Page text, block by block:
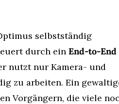
selbstständig
durch ein End-to-End
nutzt nur Kamera- und
zu arbeiten. Ein
Vorgängern, die viele